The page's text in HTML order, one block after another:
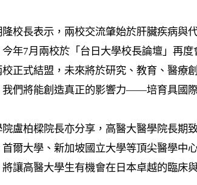
隆校長表示，兩校交流肇始於肝臟疾病與
今年7月兩校於「台日大學校長論壇」再
校正式結盟，未來將於研究、教育、醫療
我們將能創造真正的影響力——培育具國
院盧柏樑院長亦分享，高醫大醫學院長期
首爾大學、新加坡國立大學等頂尖醫學中
將讓高醫大學生有機會在日本卓越的臨床